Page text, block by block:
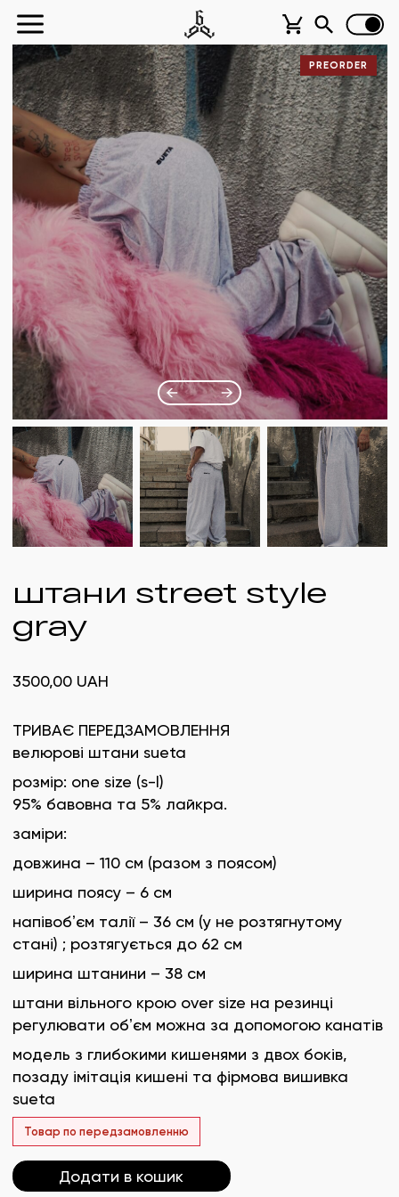
PREORDER
штани street style
gray
3500,00 UAH
ТРИВАЄ ПЕРЕДЗАМОВЛЕННЯ
велюрові штани sueta
розмір: one size (s-l)
95% бавовна та 5% лайкра.
заміри:
довжина – 110 см (разом з поясом)
ширина поясу – 6 см
напівобʼєм талії – 36 см (у не розтягнутому
стані) ; розтягується до 62 см
ширина штанини – 38 см
штани вільного крою over size на резинці
регулювати обʼєм можна за допомогою канатів
модель з глибокими кишенями з двох боків,
позаду імітація кишені та фірмова вишивка
sueta
Товар по передзамовленню
Додати в кошик